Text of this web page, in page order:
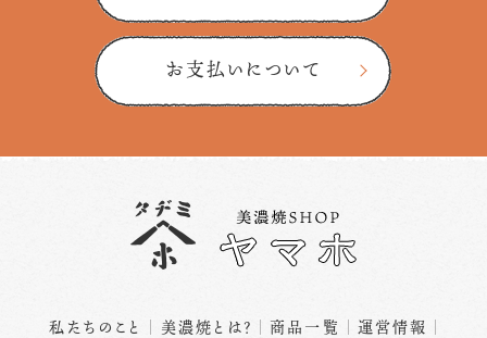
お支払いについて
私たちのこと 美濃焼とは？ 商品一覧 運営情報